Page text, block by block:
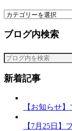
カ
ゴ
ー
ブログ内検索
新着記事
【お知らせ
【7月25日】